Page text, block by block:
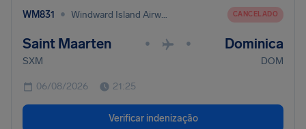
WM831 • Windward Island Airways International CANCELADO
Saint Maarten • • Dominica
SXM DOM
06/08/2026 21:25
Verificar indenização